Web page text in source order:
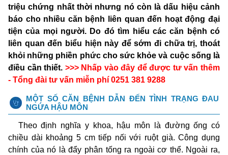
triệu chứng nhất thời nhưng nó còn là dấu hiệu cảnh
báo cho nhiều căn bệnh liên quan đến hoạt động đại
tiện của mọi người. Do đó tìm hiểu các căn bệnh có
liên quan đến biểu hiện này để sớm đi chữa trị, thoát
khỏi những phiền phức cho sức khỏe và cuộc sống là
điều cần thiết. >>> Nhấp vào đây để được tư vấn thêm
- Tổng đài tư vấn miễn phí 0251 381 9288
MỘT SỐ CĂN BỆNH DẪN ĐẾN TÌNH TRẠNG ĐAU
NGỨA HẬU MÔN
Theo định nghĩa y khoa, hậu môn là đường ống có
chiều dài khoảng 5 cm tiếp nối với ruột già. Công dụng
chính của nó là đẩy phân tống ra ngoài cơ thể. Ngoài ra,